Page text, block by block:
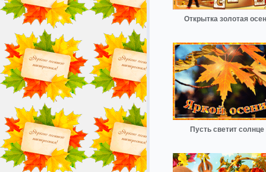
Открытка золотая
Пусть светит солнце